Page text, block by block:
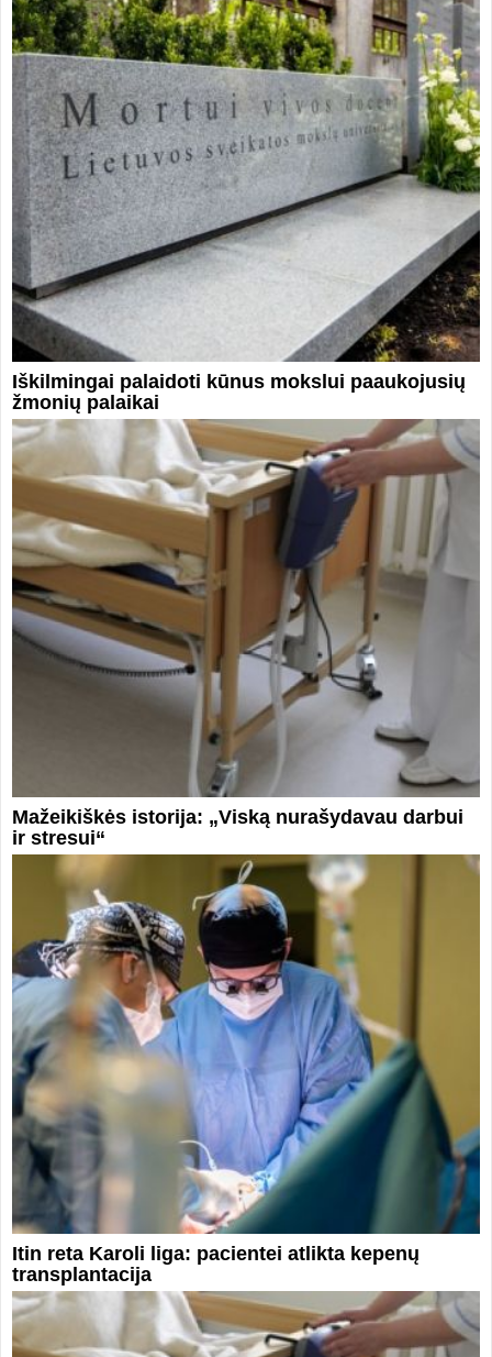
Iškilmingai palaidoti kūnus mokslui paaukojusių
žmonių palaikai
Mažeikiškės istorija: „Viską nurašydavau darbui
ir stresui“
Itin reta Karoli liga: pacientei atlikta kepenų
transplantacija